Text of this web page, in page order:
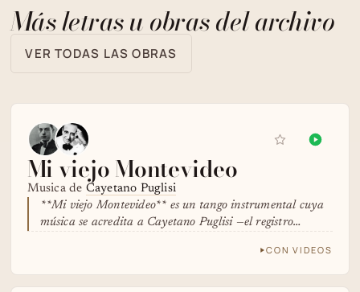
Más letras u obras del archivo
VER TODAS LAS OBRAS
Mi viejo Montevideo
Musica de Cayetano Puglisi
**Mi viejo Montevideo** es un tango instrumental cuya
música se acredita a Cayetano Puglisi —el registro…
CON VIDEOS